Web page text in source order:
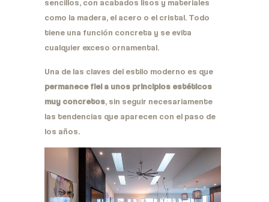
sencillos, con acabados lisos y materiales
como la madera, el acero o el cristal. Todo
tiene una función concreta y se evita
cualquier exceso ornamental.
Una de las claves del estilo moderno es que
permanece fiel a unos principios estéticos
muy concretos, sin seguir necesariamente
las tendencias que aparecen con el paso de
los años.